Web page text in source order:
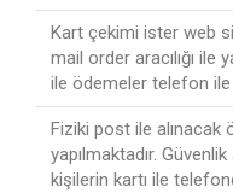
Kart çekimi ister web
mail order aracılığı ile
ile ödemeler telefon ile
Fiziki post ile alınacak
yapılmaktadır.
kişilerin kartı ile